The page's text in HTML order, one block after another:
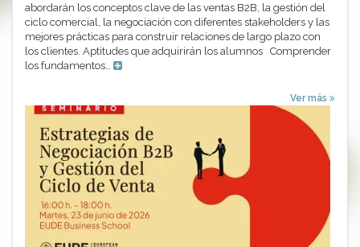
abordarán los conceptos clave de las ventas B2B, la gestión del
ciclo comercial, la negociación con diferentes stakeholders y las
mejores prácticas para construir relaciones de largo plazo con
los clientes. Aptitudes que adquirirán los alumnos Comprender
los fundamentos…
Ver más